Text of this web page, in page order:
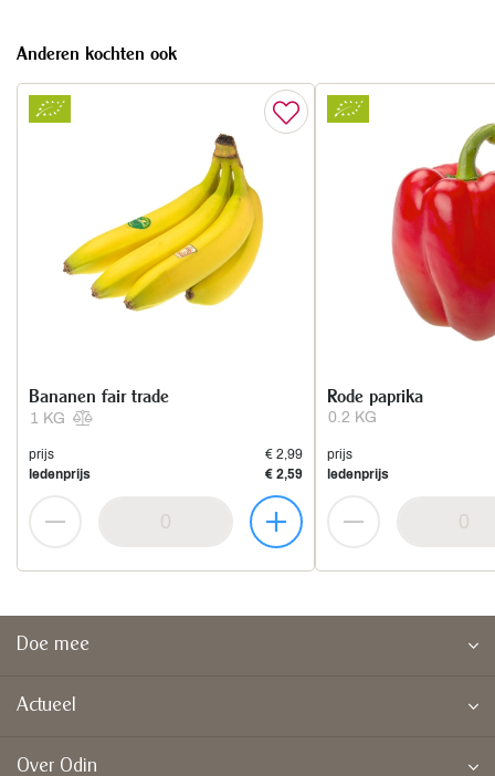
Anderen kochten ook
1 KG
Bananen fair trade
prijs
€ 2,99
ledenprijs
€ 2,59
0.2 KG
Rode paprika
prijs
ledenprijs
Doe mee
Actueel
Over Odin